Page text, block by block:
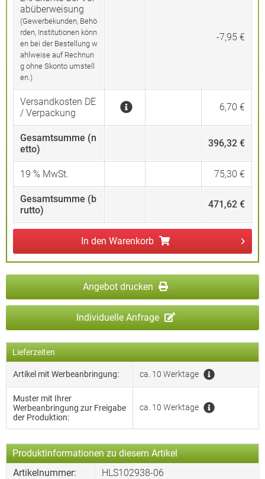
abüberweisung
(Gewerbekunden, Behö
rden, Institutionen könn
en bei der Bestellung w
ahlweise auf Rechnun
g ohne Skonto umstell
en.)
-7,95 €
Versandkosten DE
/ Verpackung
6,70 €
Gesamtsumme (n
etto)
396,32 €
19 % MwSt. 75,30 €
Gesamtsumme (b
rutto)
471,62 €
In den Warenkorb
Angebot drucken
Individuelle Anfrage
Lieferzeiten
Artikel mit Werbeanbringung: ca. 10 Werktage
Muster mit Ihrer
Werbeanbringung zur Freigabe
der Produktion:
ca. 10 Werktage
Produktinformationen zu diesem Artikel
Artikelnummer:
HLS102938-06